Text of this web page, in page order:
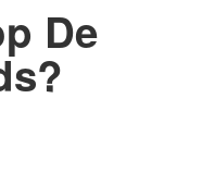
De